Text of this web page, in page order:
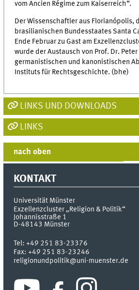
vom Ancien Régime zum Kaiserreich“.
Der Wissenschaftler aus Florianópolis,
brasilianischen Bundesstaates Santa
Ende Februar zu Gast am
wurde der Austausch von Prof. Dr.
germanistischen und kanonistischen
Instituts für Rechtsgeschichte. (bhe)
LINKS UND DOWNLOADS
LINKS
nach oben
KONTAKT
Universität Münster
Exzellenzcluster „Religion & Politik“
Johannisstraße 1
D-48143 Münster
Tel:+49 251 83-23376
Fax:+49 251 83-23246
religionundpolitik@uni-muenster.de